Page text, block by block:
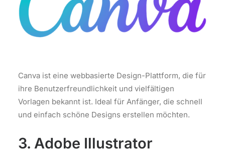
Canva ist eine webbasierte Design-Plattform, die für
ihre Benutzerfreundlichkeit und vielfältigen
Vorlagen bekannt ist. Ideal für Anfänger, die schnell
und einfach schöne Designs erstellen möchten.
3. Adobe Illustrator